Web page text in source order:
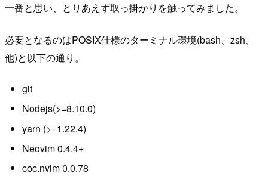
一番と思い、とりあえず取っ掛かりを触ってみました。
必要となるのはPOSIX仕様のターミナル環境(bash、zsh、
他)と以下の通り。
git
Nodejs(>=8.10.0)
yarn (>=1.22.4)
Neovim 0.4.4+
coc.nvim 0.0.78